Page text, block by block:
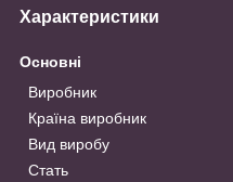
Характеристики
Основні
Виробник
Країна виробник
Вид виробу
Стать